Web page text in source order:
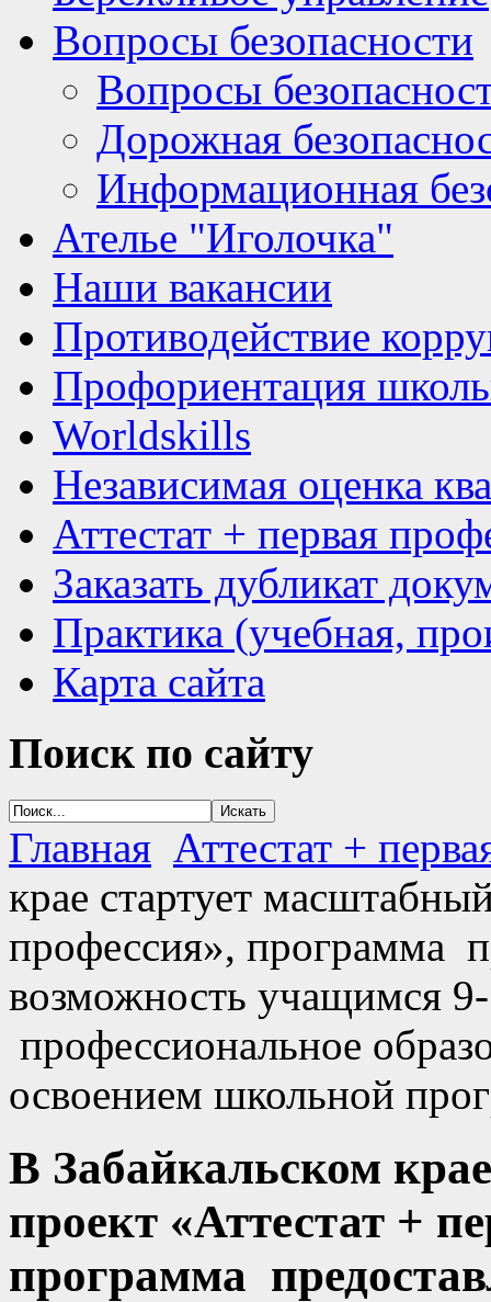
Вопросы безопасности
Вопросы
Дорожная
Информационная
Ателье "Иголочка"
Наши вакансии
Противодействие
Профориентация
Worldskills
Независимая оценка
Аттестат + первая
Заказать дубликат
Практика (учебная,
Карта сайта
Поиск по сайту
Главная Аттестат +
крае стартует
профессия», программа
возможность учащимся
профессиональное
освоением школьной
В Забайкальском
проект «Аттестат +
программа